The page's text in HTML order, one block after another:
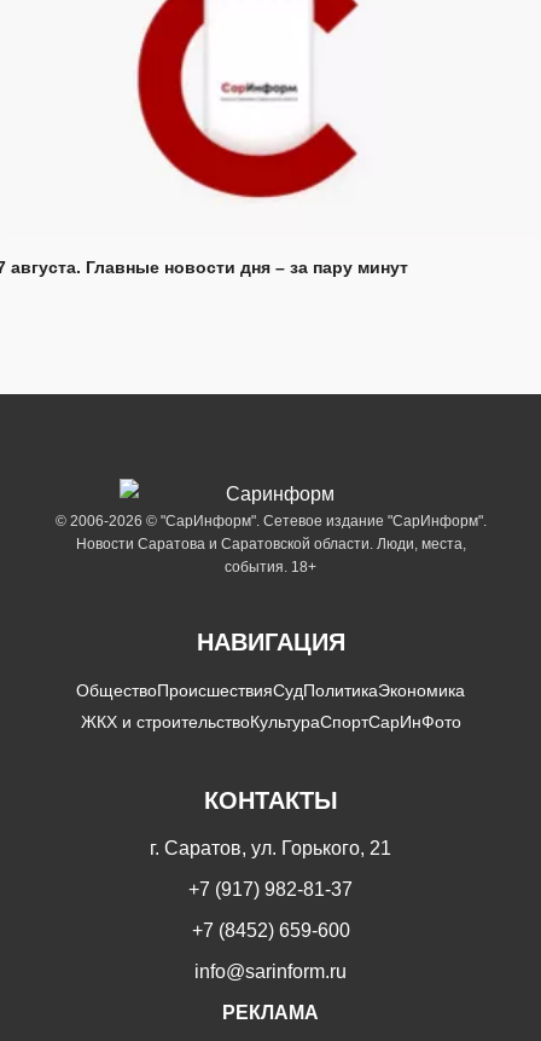
августа. Главные новости дня – за пару минут
© 2006-2026 © "СарИнформ". Сетевое издание "СарИнформ".
Новости Саратова и Саратовской области. Люди, места,
события. 18+
НАВИГАЦИЯ
ОбществоПроисшествияСудПолитикаЭкономика
ЖКХ и строительствоКультураСпортСарИнФото
КОНТАКТЫ
г. Саратов, ул. Горького, 21
+7 (917) 982-81-37
+7 (8452) 659-600
info@sarinform.ru
РЕКЛАМА